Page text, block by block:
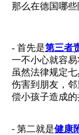
那么在德国哪
- 首先是第三者
一不小心就容易
虽然法律规定
伤害到朋友，
偿小孩子造成的
- 第二就是健康